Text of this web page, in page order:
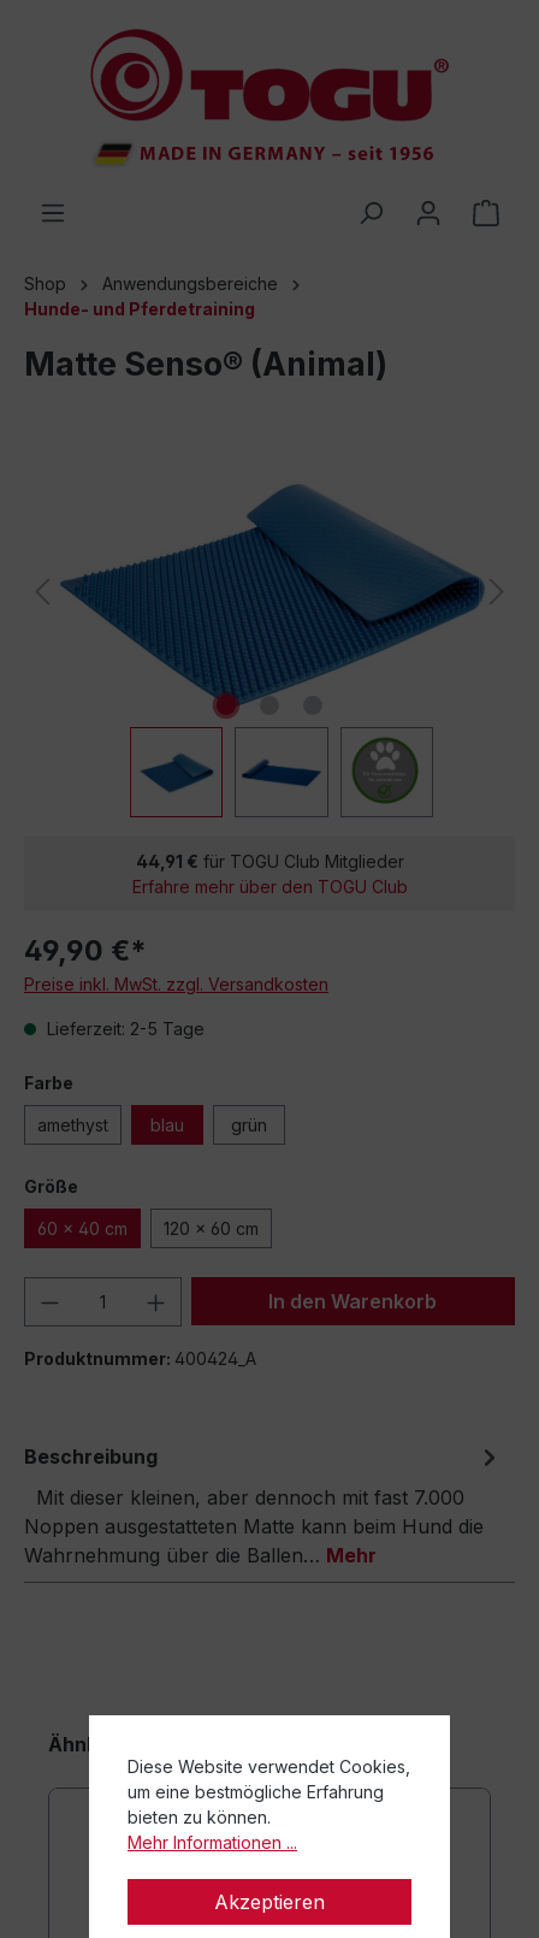
springen
Shop
Anwendungsbereiche
Hunde- und Pferdetraining
Matte Senso® (Animal)
44,91 € für TOGU Club Mitglieder
Erfahre mehr über den TOGU Club
49,90 €*
Preise inkl. MwSt. zzgl. Versandkosten
Lieferzeit: 2-5 Tage
Farbe
amethyst blau grün
Größe
60 x 40 cm 120 x 60 cm
Produkt Anzahl: Gib denIn den Warenkorb
Produktnummer: 400424_A
Beschreibung
Mit dieser kleinen, aber dennoch mit fast 7.000
Noppen ausgestatteten Matte kann beim Hund die
Wahrnehmung über die Ballen… Mehr
Ähnliche Artikel
Diese Website verwendet Cookies,
um eine bestmögliche Erfahrung
bieten zu können.
Mehr Informationen ...
Akzeptieren